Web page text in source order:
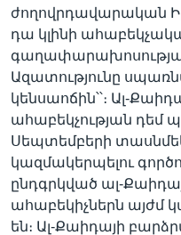
ժողովրդավարական
դա կլինի
Ազատությունը
կենսաոճին՝՝։ Ալ-
ահաբեկչության դեմ
Սեպտեմբերի
կազմակերպելու
ընդգրկված ալ-
ահաբեկիչներն այժմ
են։ Ալ-Քաիդայի